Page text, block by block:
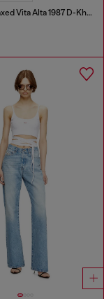
Jeans Relaxed Vita Alta 1987 D-Khelz